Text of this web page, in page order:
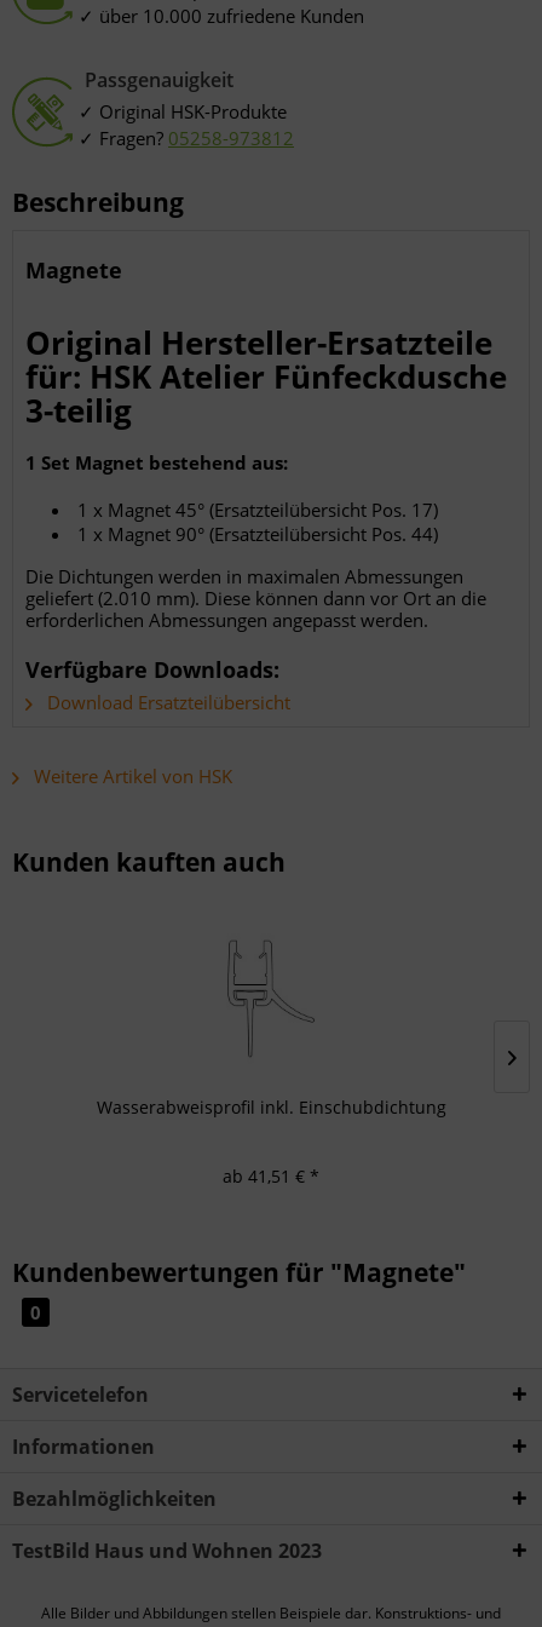
über 10.000 zufriedene Kunden
Passgenauigkeit
Original HSK-Produkte
Fragen? 05258-973812
Beschreibung
Magnete
Original Hersteller-Ersatzteile
für: HSK Atelier Fünfeckdusche
3-teilig
1 Set Magnet bestehend aus:
1 x Magnet 45° (Ersatzteilübersicht Pos. 17)
1 x Magnet 90° (Ersatzteilübersicht Pos. 44)
Die Dichtungen werden in maximalen Abmessungen
geliefert (2.010 mm). Diese können dann vor Ort an die
erforderlichen Abmessungen angepasst werden.
Verfügbare Downloads:
Download Ersatzteilübersicht
Weitere Artikel von HSK
Kunden kauften auch
Wasserabweisprofil inkl. Einschubdichtung
ab 41,51 € *
Kundenbewertungen für "Magnete"
0
Servicetelefon
Informationen
Bezahlmöglichkeiten
TestBild Haus und Wohnen 2023
Alle Bilder und Abbildungen stellen Beispiele dar. Konstruktions- und